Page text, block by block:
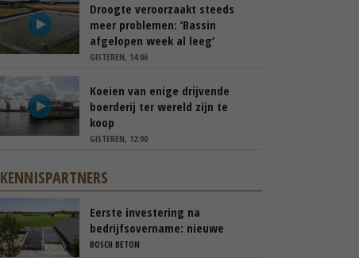
Droogte veroorzaakt steeds
meer problemen: ‘Bassin
afgelopen week al leeg’
GISTEREN, 14:06
Koeien van enige drijvende
boerderij ter wereld zijn te
koop
GISTEREN, 12:00
KENNISPARTNERS
Eerste investering na
bedrijfsovername: nieuwe
sleufsilo’s
BOSCH BETON